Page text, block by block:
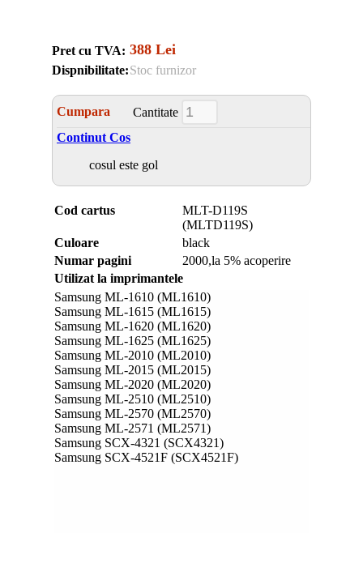
Pret cu TVA: 388 Lei
Dispnibilitate:Stoc furnizor
Cumpara
Cantitate
Continut Cos
cosul este gol
Cod cartus
MLT-D119S
(MLTD119S)
Culoare
black
Numar pagini
2000,la 5% acoperire
Utilizat la imprimantele
Samsung ML-1610 (ML1610)
Samsung ML-1615 (ML1615)
Samsung ML-1620 (ML1620)
Samsung ML-1625 (ML1625)
Samsung ML-2010 (ML2010)
Samsung ML-2015 (ML2015)
Samsung ML-2020 (ML2020)
Samsung ML-2510 (ML2510)
Samsung ML-2570 (ML2570)
Samsung ML-2571 (ML2571)
Samsung SCX-4321 (SCX4321)
Samsung SCX-4521F (SCX4521F)